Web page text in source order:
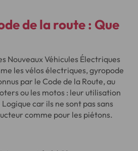
de la route: Que
Nouveaux Véhicules Électriques
les vélos électriques, gyropode
par le Code de la Route, au
ou les motos : leur utilisation
car ils ne sont pas sans
comme pour les piétons.